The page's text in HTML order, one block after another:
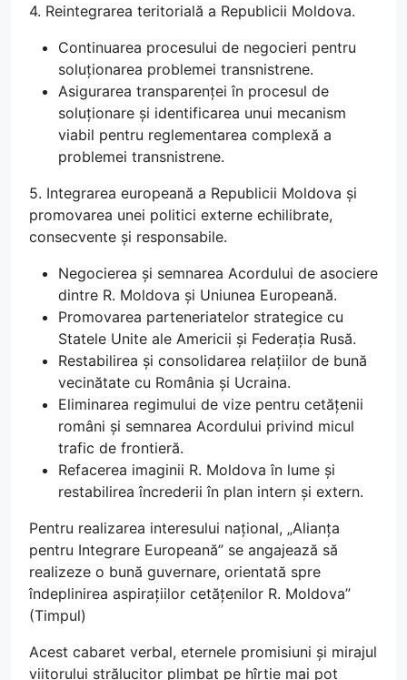
4. Reintegrarea teritorială a Republicii Moldova.
Continuarea procesului de negocieri pentru
soluționarea problemei transnistrene.
Asigurarea transparenței în procesul de
soluționare și identificarea unui mecanism
viabil pentru reglementarea complexă a
problemei transnistrene.
5. Integrarea europeană a Republicii Moldova și
promovarea unei politici externe echilibrate,
consecvente și responsabile.
Negocierea și semnarea Acordului de asociere
dintre R. Moldova și Uniunea Europeană.
Promovarea parteneriatelor strategice cu
Statele Unite ale Americii și Federația Rusă.
Restabilirea și consolidarea relațiilor de bună
vecinătate cu România și Ucraina.
Eliminarea regimului de vize pentru cetățenii
români și semnarea Acordului privind micul
trafic de frontieră.
Refacerea imaginii R. Moldova în lume și
restabilirea încrederii în plan intern și extern.
Pentru realizarea interesului național, „Alianța
pentru Integrare Europeană” se angajează să
realizeze o bună guvernare, orientată spre
îndeplinirea aspirațiilor cetățenilor R. Moldova”
(Timpul)
Acest cabaret verbal, eternele promisiuni și mirajul
viitorului strălucitor plimbat pe hîrtie mai pot